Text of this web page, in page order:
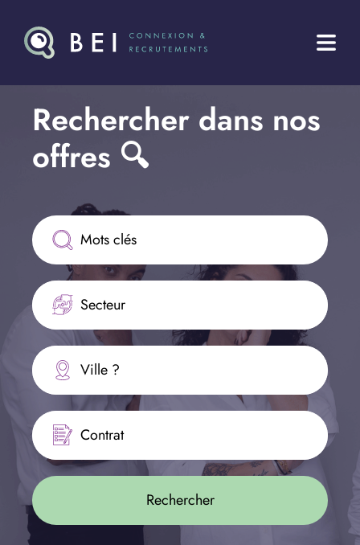
Rechercher dans nos
offres 🔍
Secteur
Ville ?
Contrat